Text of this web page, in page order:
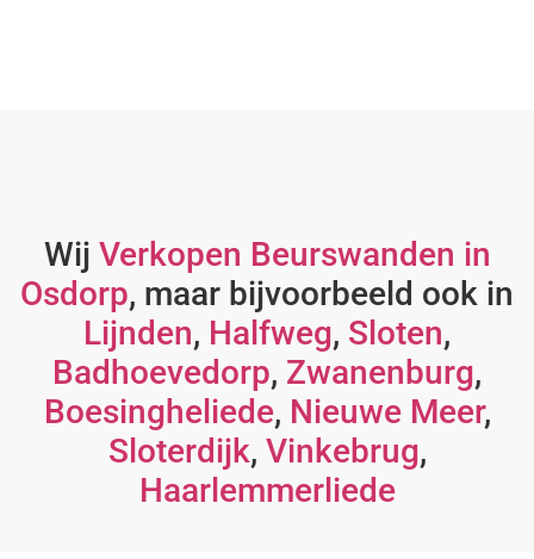
Wij Verkopen Beurswanden in
Osdorp, maar bijvoorbeeld ook in
Lijnden, Halfweg, Sloten,
Badhoevedorp, Zwanenburg,
Boesingheliede, Nieuwe Meer,
Sloterdijk, Vinkebrug,
Haarlemmerliede